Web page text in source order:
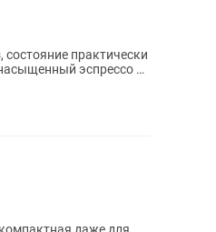
практически
эспрессо ☕